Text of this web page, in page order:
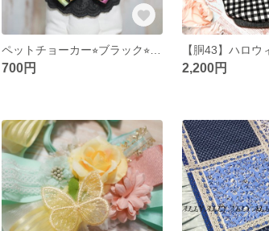
ペットチョーカー⭐︎ブラック⭐︎ハロウィン
700円 2,200円